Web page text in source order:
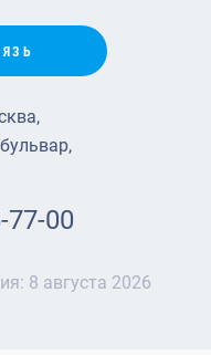
77-00
8 августа 2026